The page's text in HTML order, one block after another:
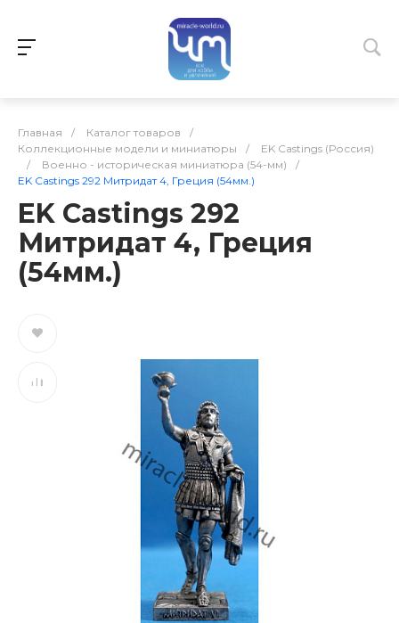
Главная / Каталог товаров
/
Коллекционные модели и миниатюры
/
EK Castings (Россия)
/
Военно - историческая миниатюра (54-мм)
/
EK Castings 292 Митридат 4, Греция (54мм.)
EK Castings 292
Митридат 4, Греция
(54мм.)